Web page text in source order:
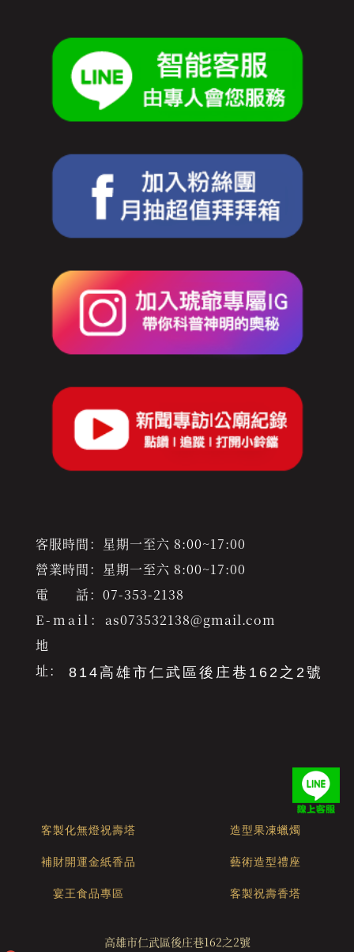
客服時間：星期一至六 8:00~17:00
營業時間：星期一至六 8:00~17:00
電 話： 07-353-2138
E-mail： as073532138@gmail.com
地
址：
814高雄市仁武區後庄巷162之2號
客製化無燈祝壽塔 造型果凍蠟燭
補財開運金紙香品 藝術造型禮座
宴王食品專區 客製祝壽香塔
高雄市仁武區後庄巷162之2號